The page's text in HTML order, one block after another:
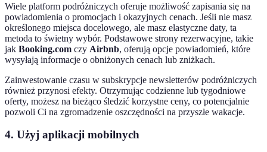
Wiele platform podróżniczych oferuje możliwość zapisania się na
powiadomienia o promocjach i okazyjnych cenach. Jeśli nie masz
określonego miejsca docelowego, ale masz elastyczne daty, ta
metoda to świetny wybór. Podstawowe strony rezerwacyjne, takie
jak Booking.com czy Airbnb, oferują opcje powiadomień, które
wysyłają informacje o obniżonych cenach lub zniżkach.
Zainwestowanie czasu w subskrypcje newsletterów podróżniczych
również przynosi efekty. Otrzymując codzienne lub tygodniowe
oferty, możesz na bieżąco śledzić korzystne ceny, co potencjalnie
pozwoli Ci na zgromadzenie oszczędności na przyszłe wakacje.
4. Użyj aplikacji mobilnych